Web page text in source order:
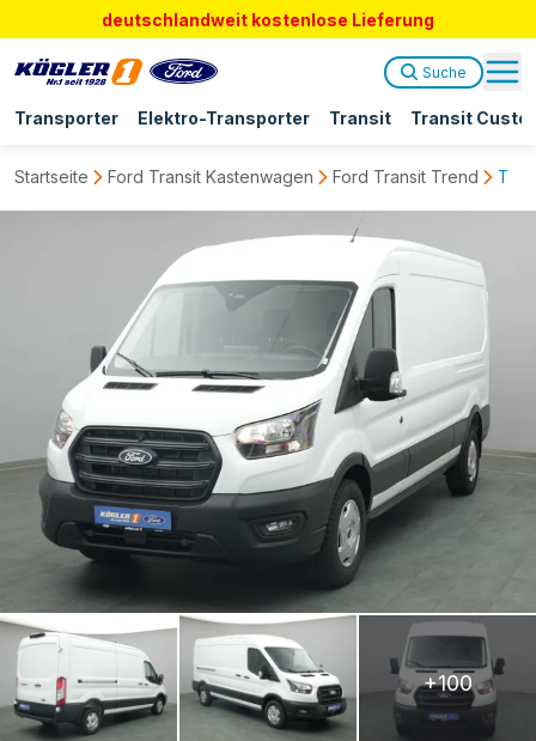
deutschlandweit kostenlose Lieferung
Transporter Elektro-Transporter Transit Transit
Suche
Startseite Ford Transit Kastenwagen Ford Transit Trend
+100